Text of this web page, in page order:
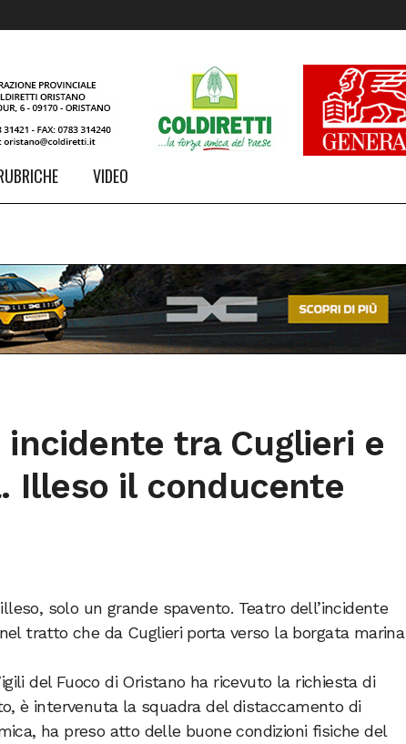
VIDEO
incidente tra Cuglieri e
Illeso il conducente
solo un grande spavento. Teatro dell’incidente
tratto che da Cuglieri porta verso la borgata marina
del Fuoco di Oristano ha ricevuto la richiesta di
è intervenuta la squadra del distaccamento di
ha preso atto delle buone condizioni fisiche del